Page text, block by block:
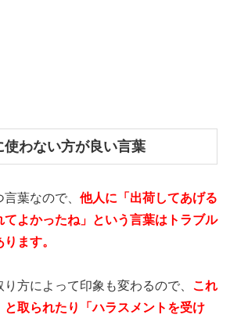
使わない方が良い言葉
葉なので、 他人に「出荷してあげる
てよかったね」という言葉はトラブル
ます。
方によって印象も変わるので、 これ
と取られたり「ハラスメントを受け